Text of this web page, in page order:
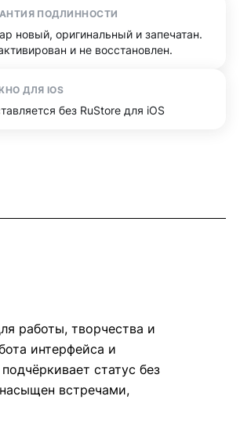
ПОДЛИННОСТИ
новый, оригинальный и запечатан.
и не восстановлен.
ДЛЯ IOS
без RuStore для iOS
работы, творчества и
интерфейса и
статус без
встречами,